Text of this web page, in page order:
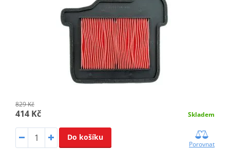
829 Kč
414 Kč Skladem
Do košíku
Porovnat